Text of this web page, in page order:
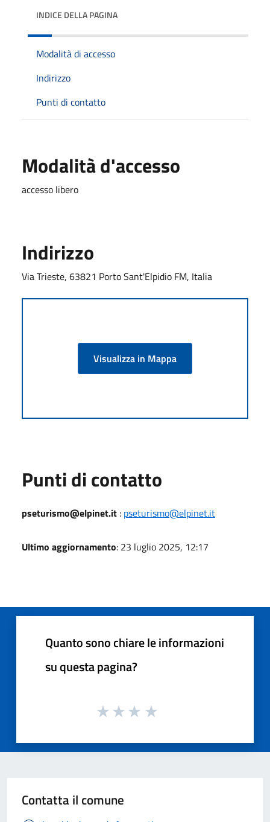
INDICE DELLA PAGINA
Modalità di accesso
Indirizzo
Punti di contatto
Modalità d'accesso
accesso libero
Indirizzo
Via Trieste, 63821 Porto Sant'Elpidio FM, Italia
Visualizza in Mappa
Punti di contatto
pseturismo@elpinet.it : pseturismo@elpinet.it
Ultimo aggiornamento: 23 luglio 2025, 12:17
Quanto sono chiare le informazioni
su questa pagina?
Contatta il comune